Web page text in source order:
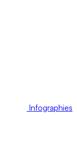
Infographies